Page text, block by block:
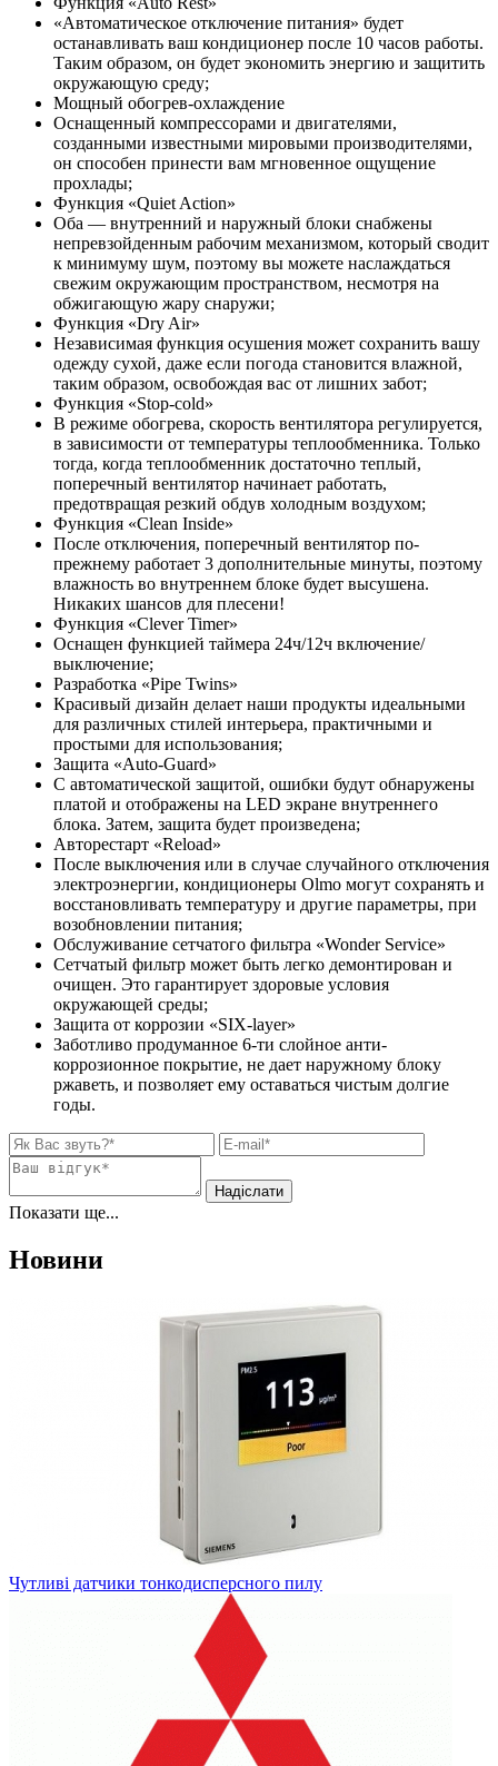
«Автоматическое отключение питания» будет
останавливать ваш кондиционер после 10 часов работы.
Таким образом, он будет экономить энергию и защитить
окружающую среду;
Мощный обогрев-охлаждение
Оснащенный компрессорами и двигателями,
созданными известными мировыми производителями,
он способен принести вам мгновенное ощущение
прохлады;
Функция «Quiet Action»
Оба — внутренний и наружный блоки снабжены
непревзойденным рабочим механизмом, который сводит
к минимуму шум, поэтому вы можете наслаждаться
свежим окружающим пространством, несмотря на
обжигающую жару снаружи;
Функция «Dry Air»
Независимая функция осушения может сохранить вашу
одежду сухой, даже если погода становится влажной,
таким образом, освобождая вас от лишних забот;
Функция «Stop-cold»
В режиме обогрева, скорость вентилятора регулируется,
в зависимости от температуры теплообменника. Только
тогда, когда теплообменник достаточно теплый,
поперечный вентилятор начинает работать,
предотвращая резкий обдув холодным воздухом;
Функция «Clean Inside»
После отключения, поперечный вентилятор по-
прежнему работает 3 дополнительные минуты, поэтому
влажность во внутреннем блоке будет высушена.
Никаких шансов для плесени!
Функция «Сlever Timer»
Оснащен функцией таймера 24ч/12ч включение/
выключение;
Разработка «Pipe Twins»
Красивый дизайн делает наши продукты идеальными
для различных стилей интерьера, практичными и
простыми для использования;
Защита «Auto-Guard»
С автоматической защитой, ошибки будут обнаружены
платой и отображены на LED экране внутреннего
блока. Затем, защита будет произведена;
Авторестарт «Reload»
После выключения или в случае случайного отключения
электроэнергии, кондиционеры Olmo могут сохранять и
восстановливать температуру и другие параметры, при
возобновлении питания;
Обслуживание сетчатого фильтра «Wonder Service»
Сетчатый фильтр может быть легко демонтирован и
очищен. Это гарантирует здоровые условия
окружающей среды;
Защита от коррозии «SIX-layer»
Заботливо продуманное 6-ти слойное анти-
коррозионное покрытие, не дает наружному блоку
ржаветь, и позволяет ему оставаться чистым долгие
годы.
Показати ще...
Новини
Чутливі датчики тонкодисперсного пилу